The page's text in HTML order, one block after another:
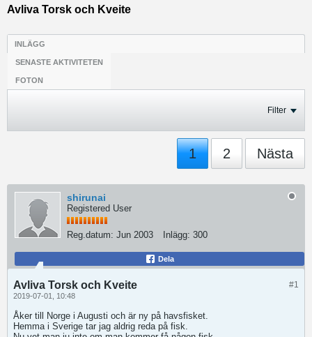
Avliva Torsk och Kveite
INLÄGG
SENASTE AKTIVITETEN
FOTON
Filter
1 2 Nästa
shirunai
Registered User
Reg.datum: Jun 2003 Inlägg: 300
Dela
#1
Avliva Torsk och Kveite
2019-07-01, 10:48
Åker till Norge i Augusti och är ny på havsfisket.
Hemma i Sverige tar jag aldrig reda på fisk.